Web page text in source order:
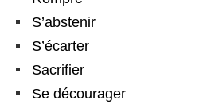
S’abstenir
S’écarter
Sacrifier
Se décourager